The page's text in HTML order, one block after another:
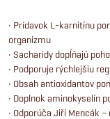
• Prídavok L-karnitínu
organizmu
• Sacharidy dopĺňajú
• Podporuje rýchlejšiu
• Obsah antioxidantov
• Doplnok aminokyselín
• Odporúča Jiří Mencák